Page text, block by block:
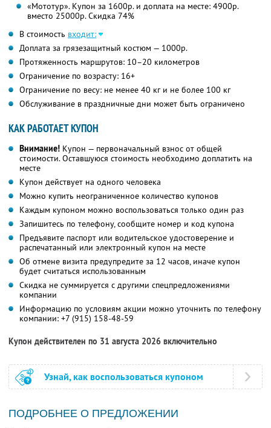
«Мототур». Купон за 1600р. и доплата на месте: 4900р.
вместо 25000р. Скидка 74%
В стоимость входит:
Доплата за грязезащитный костюм — 1000р.
Протяженность маршрутов: 10–20 километров
Ограничение по возрасту: 16+
Ограничение по весу: не менее 40 кг и не более 100 кг
Обслуживание в праздничные дни может быть ограничено
КАК РАБОТАЕТ КУПОН
Внимание! Купон — первоначальный взнос от общей
стоимости. Оставшуюся стоимость необходимо доплатить на
месте
Купон действует на одного человека
Можно купить неограниченное количество купонов
Каждым купоном можно воспользоваться только один раз
Запишитесь по телефону, сообщите номер и код купона
Предъявите паспорт или водительское удостоверение и
распечатанный или электронный купон на месте
Об отмене визита предупредите за 12 часов, иначе купон
будет считаться использованным
Скидка не суммируется с другими спецпредложениями
компании
Информацию по условиям акции можно уточнить по телефону
компании: +7 (915) 158-48-59
Купон действителен по 31 августа 2026 включительно
Узнай, как воспользоваться купоном
ПОДРОБНЕЕ О ПРЕДЛОЖЕНИИ